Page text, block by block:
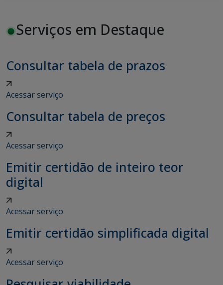
Serviços em Destaque
Consultar tabela de prazos
Acessar serviço
Consultar tabela de preços
Acessar serviço
Emitir certidão de inteiro teor
digital
Acessar serviço
Emitir certidão simplificada digital
Acessar serviço